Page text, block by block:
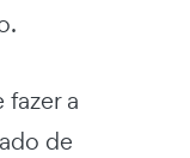
a
de